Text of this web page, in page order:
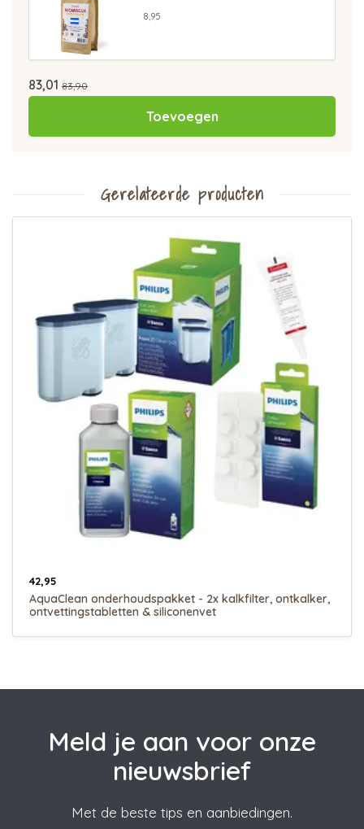
8,95
83,01 83,90
Toevoegen
Gerelateerde producten
42,95
AquaClean onderhoudspakket - 2x kalkfilter, ontkalker,
ontvettingstabletten & siliconenvet
Meld je aan voor onze
nieuwsbrief
Met de beste tips en aanbiedingen.